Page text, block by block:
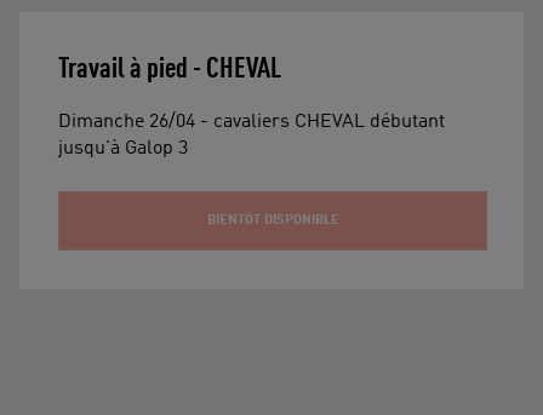
Travail à pied - CHEVAL
Dimanche 26/04 - cavaliers CHEVAL débutant
jusqu'à Galop 3
BIENTÔT DISPONIBLE